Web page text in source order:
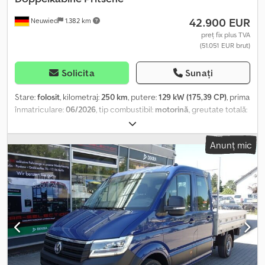
Posibilitate de testare pe șosea, la programare. - Transfer de
proprietate la sediu. - Posibilități de finanțare personalizate. Carlo
Mauri Srl nu își asumă nicio responsabilitate pentru eventualele
reprezintă un angajament contractual. Prețurile afișate sunt
exprimate fără TVA și fără costurile de transfer de proprietate.
Neuwied 1.382 km 42.900 EUR
preț fix plus TVA
(51.051 EUR brut)
Solicita Sunați
Stare:folosit, kilometraj:250 km, putere:129 kW (175,39 CP), prima
înmatriculare:06/2026, tip combustibil: motorină, greutate totală:
, dimensiunea anvelopei:225/65R16
ampatament:3.750 mm, culoare:alb, cabină șofer:cabina de zi,
tip de angrenaj:automat, clasă de emisii:niciunul , suspensie:oțel,
număr de locuri:7, lățimea spațiului de încărcare: 2.070 mm
greutate operațională:225 kg, Dotări:ABS, aer condiționat,
cabină, computer de bord, controlul tracțiunii, cuplaj remorcă,
nivel redus de zgomot, pilot automat de viteză, Finanțare /
leasing posibilă după o evaluare a bonității!, Contactați-ne!, Ne
asumăm dreptul de a corecta erori și de a vinde vehiculul înainte
de finalizarea tranzacției, ampatament 3750 mm, pachet Comfort,
suport pentru materiale lungi pe partea din față, rezervor de
combustibil 86 l, radio digital DAB cu ecran tactil de 7", port USB
Anunț mic